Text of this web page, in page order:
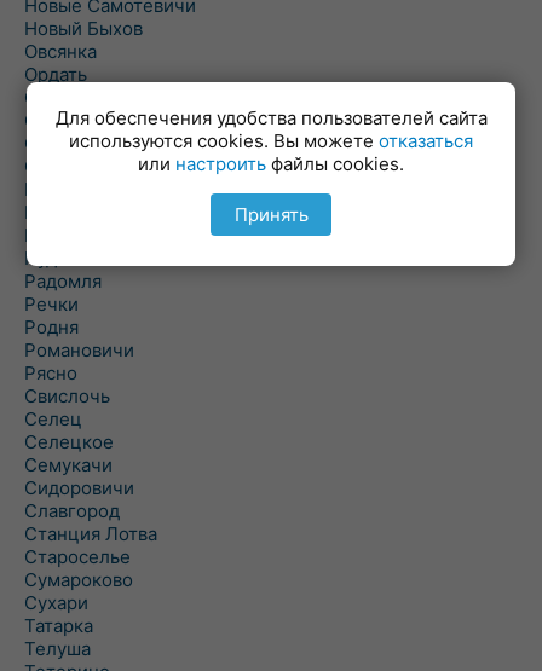
Новые Самотевичи
Новый Быхов
Овсянка
Ордать
Ореховка
Осиновка
Осиповичи
Осово
Павловичи
Паршино
Петуховка
Пудовня
Радомля
Речки
Родня
Романовичи
Рясно
Свислочь
Селец
Селецкое
Семукачи
Сидоровичи
Славгород
Станция Лотва
Староселье
Сумароково
Сухари
Татарка
Телуша
Для обеспечения удобства пользователей сайта
используются cookies. Вы можете отказаться
или настроить файлы cookies.
Принять